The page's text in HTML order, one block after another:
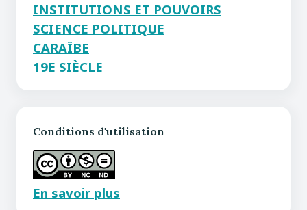
INSTITUTIONS ET POUVOIRS
SCIENCE POLITIQUE
CARAÏBE
19E SIÈCLE
Conditions d'utilisation
En savoir plus